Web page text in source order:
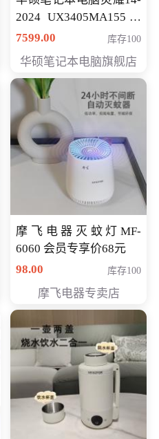
2024 UX3405MA155冰
川银 oled 智慧轻薄本 会
7599.00 库存100
华硕笔记本电脑旗舰店
摩飞电器灭蚊灯MF-
6060 会员专享价68元
98.00
库存100
摩飞电器专卖店